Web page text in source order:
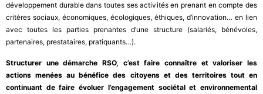
développement durable dans toutes ses activités en prenant en compte des
critères sociaux, économiques, écologiques, éthiques, d’innovation… en lien
avec toutes les parties prenantes d’une structure (salariés, bénévoles,
partenaires, prestataires, pratiquants…).
Structurer une démarche RSO, c’est faire connaître et valoriser les
actions menées au bénéfice des citoyens et des territoires tout en
continuant de faire évoluer l’engagement sociétal et environnemental